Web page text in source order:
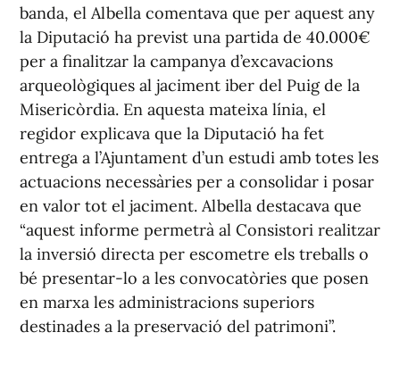
banda, el Albella comentava que per aquest any
la Diputació ha previst una partida de 40.000€
per a finalitzar la campanya d’excavacions
arqueològiques al jaciment iber del Puig de la
Misericòrdia. En aquesta mateixa línia, el
regidor explicava que la Diputació ha fet
entrega a l’Ajuntament d’un estudi amb totes les
actuacions necessàries per a consolidar i posar
en valor tot el jaciment. Albella destacava que
“aquest informe permetrà al Consistori realitzar
la inversió directa per escometre els treballs o
bé presentar-lo a les convocatòries que posen
en marxa les administracions superiors
destinades a la preservació del patrimoni”.